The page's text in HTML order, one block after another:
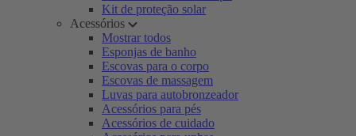
Kit de proteção solar
Acessórios
Mostrar todos
Esponjas de banho
Escovas para o corpo
Escovas de massagem
Luvas para autobronzeador
Acessórios para pés
Acessórios de cuidado